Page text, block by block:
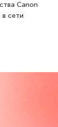
Canon
сети